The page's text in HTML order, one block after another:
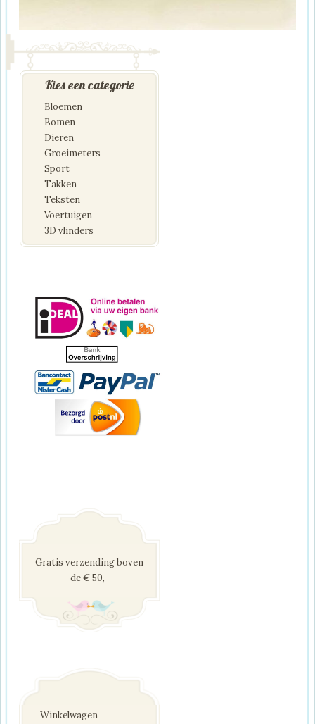
Kies een categorie
Bloemen
Bomen
Dieren
Groeimeters
Sport
Takken
Teksten
Voertuigen
3D vlinders
Gratis verzending boven
de € 50,-
Winkelwagen